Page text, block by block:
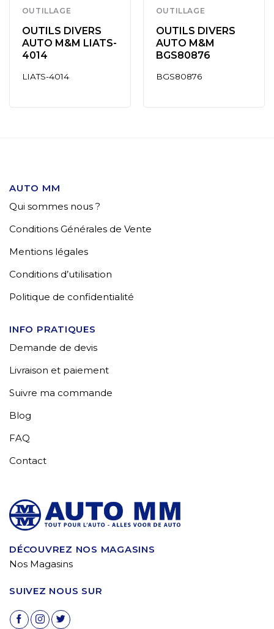
OUTILLAGE
OUTILS DIVERS
AUTO M&M LIATS-
4014
LIATS-4014
OUTILLAGE
OUTILS DIVERS
AUTO M&M
BGS80876
BGS80876
AUTO MM
Qui sommes nous ?
Conditions Générales de Vente
Mentions légales
Conditions d’utilisation
Politique de confidentialité
INFO PRATIQUES
Demande de devis
Livraison et paiement
Suivre ma commande
Blog
FAQ
Contact
DÉCOUVREZ NOS MAGASINS
Nos Magasins
SUIVEZ NOUS SUR